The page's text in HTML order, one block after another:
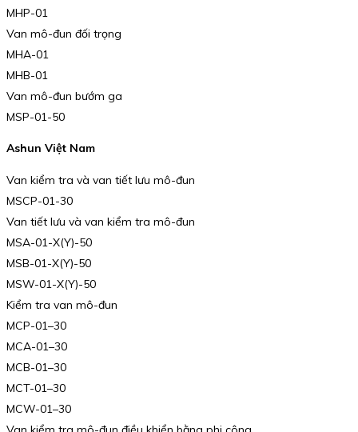
MHP-01
Van mô-đun đối trọng
MHA-01
MHB-01
Van mô-đun bướm ga
MSP-01-50
Ashun Việt Nam
Van kiểm tra và van tiết lưu mô-đun
MSCP-01-30
Van tiết lưu và van kiểm tra mô-đun
MSA-01-X(Y)-50
MSB-01-X(Y)-50
MSW-01-X(Y)-50
Kiểm tra van mô-đun
MCP-01–30
MCA-01–30
MCB-01–30
MCT-01–30
MCW-01–30